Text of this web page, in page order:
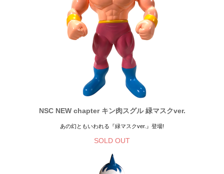
NSC NEW chapter キン肉スグル 緑マスクver.
あの幻ともいわれる『緑マスクver.』登場!
SOLD OUT